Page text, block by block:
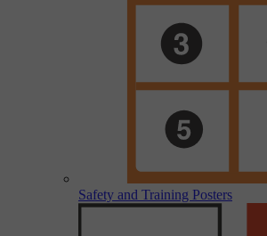
Safety and Training Posters